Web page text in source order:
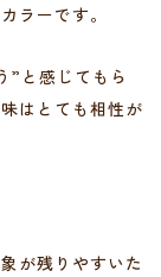
ラーです。
”と感じてもら
はとても相性が
が残りやすいた